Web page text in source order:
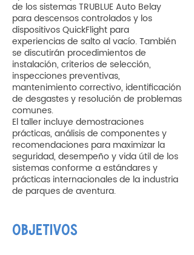
de los sistemas TRUBLUE Auto Belay
para descensos controlados y los
dispositivos QuickFlight para
experiencias de salto al vacío. También
se discutirán procedimientos de
instalación, criterios de selección,
inspecciones preventivas,
mantenimiento correctivo, identificación
de desgastes y resolución de problemas
comunes.
El taller incluye demostraciones
prácticas, análisis de componentes y
recomendaciones para maximizar la
seguridad, desempeño y vida útil de los
sistemas conforme a estándares y
prácticas internacionales de la industria
de parques de aventura.
OBJETIVOS